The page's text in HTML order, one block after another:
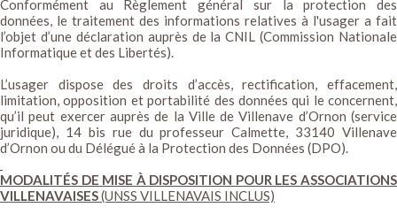
Conformément au Règlement général sur la protection des
données, le traitement des informations relatives à l'usager a fait
l’objet d’une déclaration auprès de la CNIL (Commission Nationale
Informatique et des Libertés).
L’usager dispose des droits d’accès, rectification, effacement,
limitation, opposition et portabilité des données qui le concernent,
qu’il peut exercer auprès de la Ville de Villenave d’Ornon (service
juridique), 14 bis rue du professeur Calmette, 33140 Villenave
d’Ornon ou du Délégué à la Protection des Données (DPO).
MODALITÉS DE MISE À DISPOSITION POUR LES ASSOCIATIONS
VILLENAVAISES(UNSS VILLENAVAIS INCLUS)